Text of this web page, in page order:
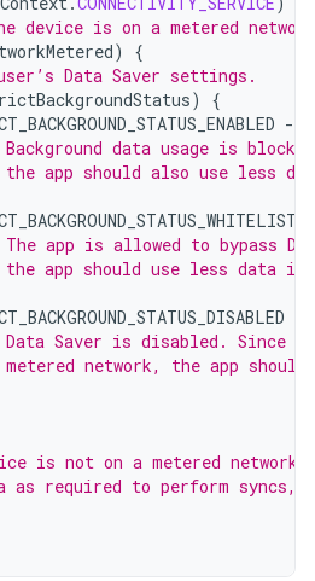
device is on a metered network
)
{
Data Saver settings.
)
{
-
data usage is
app should also use less
app is allowed to bypass
app should use less data in
Saver is disabled. Since
network, the app
is not on a metered network.
as required to perform syncs,